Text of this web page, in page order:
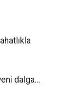
dalga…